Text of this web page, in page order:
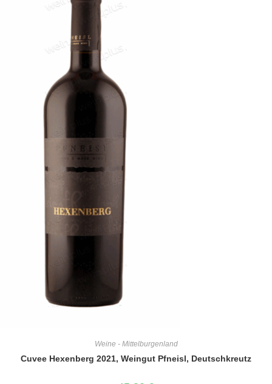
Weine - Mittelburgenland
Cuvee Hexenberg 2021, Weingut Pfneisl, Deutschkreutz